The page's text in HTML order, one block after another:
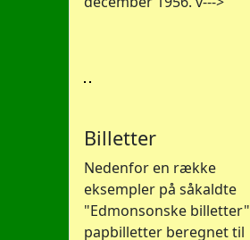
Billetter
Nedenfor en række
eksempler på såkaldte
"Edmonsonske
papbilletter beregnet til